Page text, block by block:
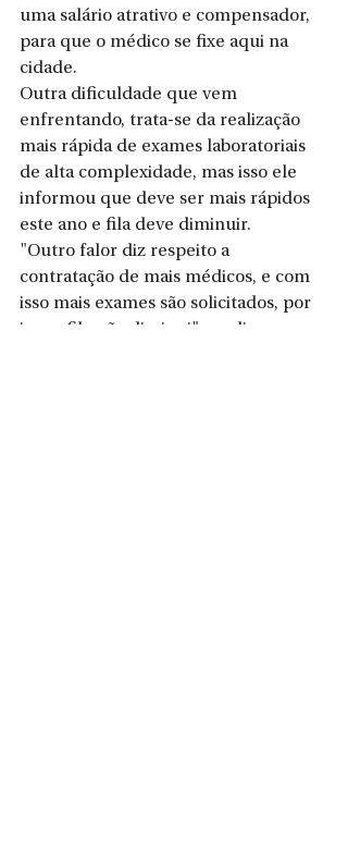
uma salário atrativo e compensador,
para que o médico se fixe aqui na
cidade.
Outra dificuldade que vem
enfrentando, trata-se da realização
mais rápida de exames laboratoriais
de alta complexidade, mas isso ele
informou que deve ser mais rápidos
este ano e fila deve diminuir.
"Outro falor diz respeito a
contratação de mais médicos, e com
isso mais exames são solicitados, por
isso a fila não diminui", explicou.